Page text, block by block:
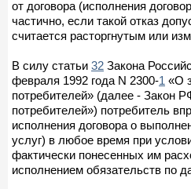
от договора (исполнения
частично, если такой отказ
считается расторгнутым или
В силу статьи 32 Закона
февраля 1992 года N 2300-1 «О
потребителей» (далее - Закон
потребителей») потребитель
исполнения договора о
услуг) в любое время при
фактически понесенных им
исполнением обязательств по